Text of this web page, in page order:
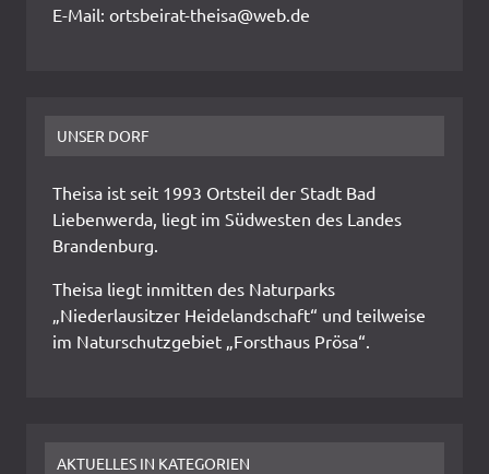
E-Mail: ortsbeirat-theisa@web.de
UNSER DORF
Theisa ist seit 1993 Ortsteil der Stadt Bad
Liebenwerda, liegt im Südwesten des Landes
Brandenburg.
Theisa liegt inmitten des Naturparks
„Niederlausitzer Heidelandschaft“ und teilweise
im Naturschutzgebiet „Forsthaus Prösa“.
AKTUELLES IN KATEGORIEN